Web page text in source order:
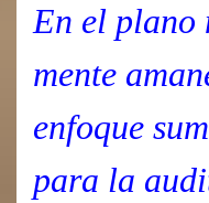
En el plano
mente
enfoque
para la